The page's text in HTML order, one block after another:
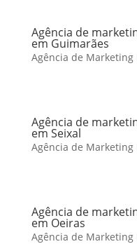
Agência de
em Guimarães
Agência de
Agência de
em Seixal
Agência de
Agência de
em Oeiras
Agência de